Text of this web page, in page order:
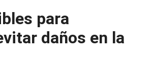
para
daños en la